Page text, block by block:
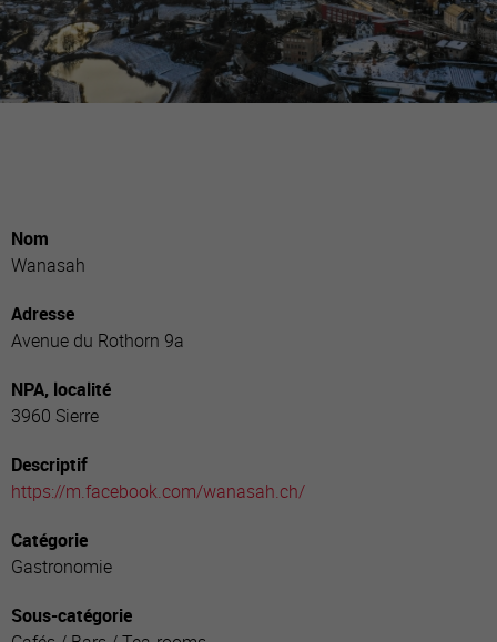
Nom
Wanasah
Adresse
Avenue du Rothorn 9a
NPA, localité
3960 Sierre
Descriptif
https://m.facebook.com/wanasah.ch/
Catégorie
Gastronomie
Sous-catégorie